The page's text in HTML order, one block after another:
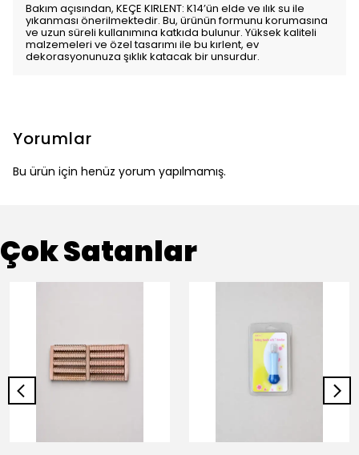
Bakım açısından, KEÇE KIRLENT: K14’ün elde ve ılık su ile
yıkanması önerilmektedir. Bu, ürünün formunu korumasına
ve uzun süreli kullanımına katkıda bulunur. Yüksek kaliteli
malzemeleri ve özel tasarımı ile bu kırlent, ev
dekorasyonunuza şıklık katacak bir unsurdur.
Yorumlar
Bu ürün için henüz yorum yapılmamış.
Çok Satanlar